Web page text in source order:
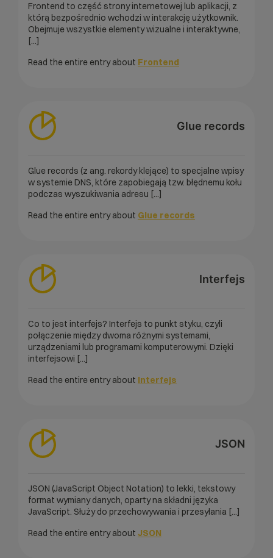
Frontend to część strony internetowej lub aplikacji, z
którą bezpośrednio wchodzi w interakcję użytkownik.
Obejmuje wszystkie elementy wizualne i interaktywne,
[...]
Read the entire entry about Frontend
Glue records
Glue records (z ang. rekordy klejące) to specjalne wpisy
w systemie DNS, które zapobiegają tzw. błędnemu kołu
podczas wyszukiwania adresu [...]
Read the entire entry about Glue records
Interfejs
Co to jest interfejs? Interfejs to punkt styku, czyli
połączenie między dwoma różnymi systemami,
urządzeniami lub programami komputerowymi. Dzięki
interfejsowi [...]
Read the entire entry about Interfejs
JSON
JSON (JavaScript Object Notation) to lekki, tekstowy
format wymiany danych, oparty na składni języka
JavaScript. Służy do przechowywania i przesyłania [...]
Read the entire entry about JSON